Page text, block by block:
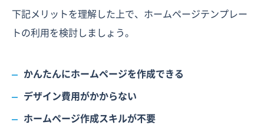
下記メリットを理解した上で、ホームページテンプレー
トの利用を検討しましょう。
かんたんにホームページを作成できる
デザイン費用がかからない
ホームページ作成スキルが不要